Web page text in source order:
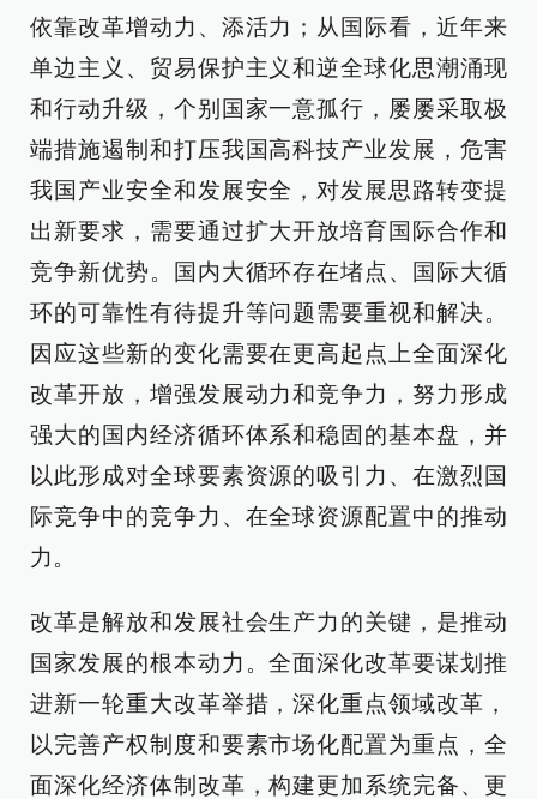
依靠改革增动力、添活力；从国际看，近年来
单边主义、贸易保护主义和逆全球化思潮涌现
和行动升级，个别国家一意孤行，屡屡采取极
端措施遏制和打压我国高科技产业发展，危害
我国产业安全和发展安全，对发展思路转变提
出新要求，需要通过扩大开放培育国际合作和
竞争新优势。国内大循环存在堵点、国际大循
环的可靠性有待提升等问题需要重视和解决。
因应这些新的变化需要在更高起点上全面深化
改革开放，增强发展动力和竞争力，努力形成
强大的国内经济循环体系和稳固的基本盘，并
以此形成对全球要素资源的吸引力、在激烈国
际竞争中的竞争力、在全球资源配置中的推动
力。
改革是解放和发展社会生产力的关键，是推动
国家发展的根本动力。全面深化改革要谋划推
进新一轮重大改革举措，深化重点领域改革，
以完善产权制度和要素市场化配置为重点，全
面深化经济体制改革，构建更加系统完备、更